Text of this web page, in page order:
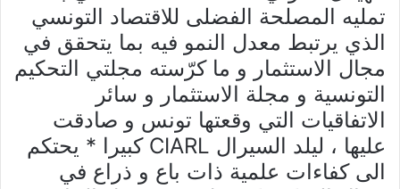
تمليه المصلحة الفضلى للاقتصاد التونسي
الذي يرتبط معدل النمو فيه بما يتحقق في
مجال الاستثمار و ما كرّسته مجلتي التحكيم
التونسية و مجلة الاستثمار و سائر
الاتفاقيات التي وقعتها تونس و صادقت
عليها ، ليلد السيرال CIARL كبيرا * يحتكم
الى كفاءات علمية ذات باع و ذراع في